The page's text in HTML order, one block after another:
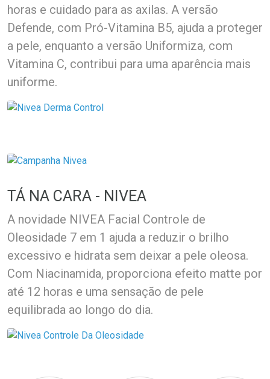
horas e cuidado para as axilas. A versão
Defende, com Pró-Vitamina B5, ajuda a proteger
a pele, enquanto a versão Uniformiza, com
Vitamina C, contribui para uma aparência mais
uniforme.
TÁ NA CARA - NIVEA
A novidade NIVEA Facial Controle de
Oleosidade 7 em 1 ajuda a reduzir o brilho
excessivo e hidrata sem deixar a pele oleosa.
Com Niacinamida, proporciona efeito matte por
até 12 horas e uma sensação de pele
equilibrada ao longo do dia.